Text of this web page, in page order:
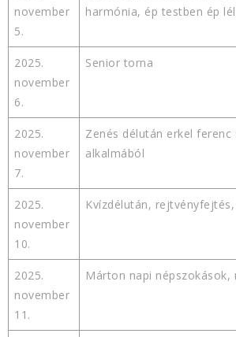
november
5.
harmónia, ép testben ép
2025.
november
6.
Senior torna
2025.
november
7.
Zenés délután erkel ferenc
alkalmából
2025.
november
10.
Kvízdélután,
2025.
november
11.
Márton napi népszokások,